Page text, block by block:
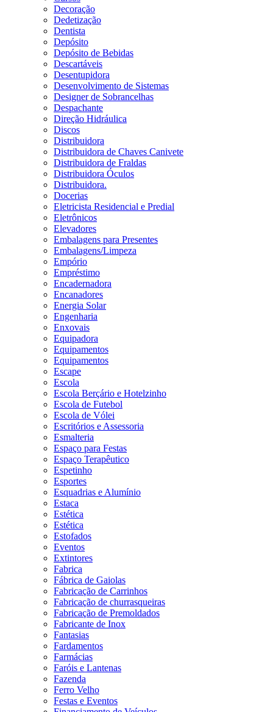
Decoração
Dedetização
Dentista
Depósito
Depósito de Bebidas
Descartáveis
Desentupidora
Desenvolvimento de Sistemas
Designer de Sobrancelhas
Despachante
Direção Hidráulica
Discos
Distribuidora
Distribuidora de Chaves Canivete
Distribuidora de Fraldas
Distribuidora Óculos
Distribuidora.
Docerias
Eletricista Residencial e Predial
Eletrônicos
Elevadores
Embalagens para Presentes
Embalagens/Limpeza
Empório
Empréstimo
Encadernadora
Encanadores
Energia Solar
Engenharia
Enxovais
Equipadora
Equipamentos
Equipamentos
Escape
Escola
Escola Berçário e Hotelzinho
Escola de Futebol
Escola de Vólei
Escritórios e Assessoria
Esmalteria
Espaço para Festas
Espaço Terapêutico
Espetinho
Esportes
Esquadrias e Alumínio
Estaca
Estética
Estética
Estofados
Eventos
Extintores
Fabrica
Fábrica de Gaiolas
Fabricação de Carrinhos
Fabricação de churrasqueiras
Fabricação de Premoldados
Fabricante de Inox
Fantasias
Fardamentos
Farmácias
Faróis e Lantenas
Fazenda
Ferro Velho
Festas e Eventos